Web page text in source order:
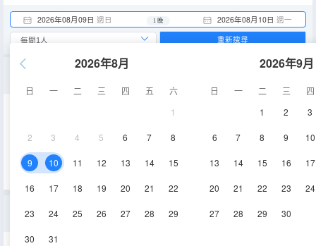
2026年08月09日 週日 2026年08月10日 週一
1 晚
2026年8月
日 一 二 三 四 五
六
1
2 3 4 5 6 7 8
9 10 11 12 13 14 15
16 17 18 19 20 21 22
23 24 25 26 27 28 29
30 31
2026年9月
日 一 二 三
四
1
2 3
6 7 8 9 10
13 14 15 16 17
20 21 22 23 24
27 28 29 30
重新搜尋
海濱小屋尊貴套房